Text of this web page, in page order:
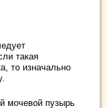
такая
то изначально
мочевой пузырь